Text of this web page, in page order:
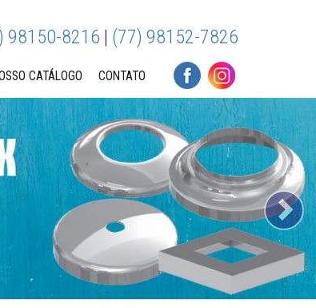
98150-8216 | (77) 98152-7826
CATÁLOGO CONTATO